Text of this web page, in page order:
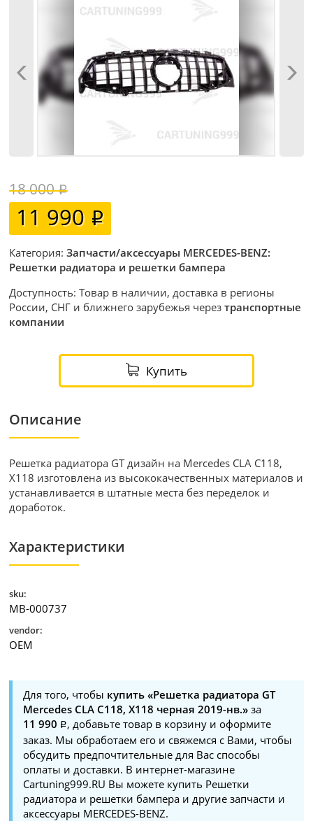
18 000
11 990
Категория:Запчасти/аксессуары MERCEDES-BENZ:
Решетки радиатора и решетки бампера
Доступность: Товар в наличии, доставка в регионы
России, СНГ и ближнего зарубежья черезтранспортные
компании
Купить
Описание
Решетка радиатора GT дизайн на Mercedes CLA C118,
X118 изготовлена из высококачественных материалов и
устанавливается в штатные места без переделок и
доработок.
Характеристики
sku:
MB-000737
vendor:
OEM
Для того, чтобы купить «Решетка радиатора GT
Mercedes CLA C118, X118 черная 2019-нв.» за
11 990
, добавьте товар в корзину и оформите
заказ. Мы обработаем его и свяжемся с Вами, чтобы
обсудить предпочтительные для Вас способы
оплаты и доставки. В интернет-магазине
Cartuning999.RU Вы можете купить Решетки
радиатора и решетки бампера и другие запчасти и
аксессуары MERCEDES-BENZ.